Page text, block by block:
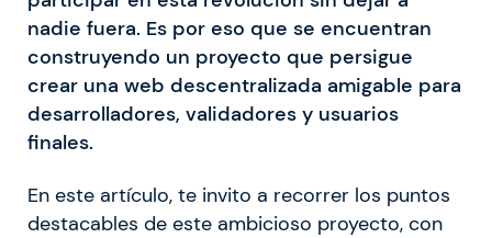
nadie fuera. Es por eso que se encuentran
construyendo un proyecto que persigue
crear una web descentralizada amigable para
desarrolladores, validadores y usuarios
finales.
En este artículo, te invito a recorrer los puntos
destacables de este ambicioso proyecto, con